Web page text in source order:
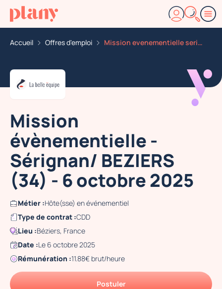
Accueil Offres d'emploi Mission evenementielle serignan beziers 34 6 octobre 2
Mission
évènementielle -
Sérignan/ BEZIERS
(34) - 6 octobre 2025
Métier :Hôte(sse) en événementiel
Type de contrat :CDD
Lieu :Béziers, France
Date :Le 6 octobre 2025
Rémunération :11.88€ brut/heure
Postuler